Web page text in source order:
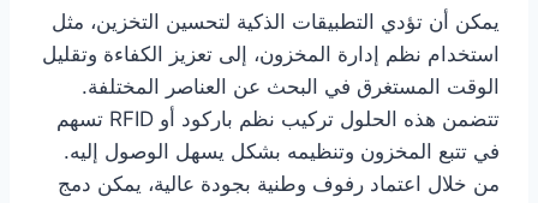
يمكن أن تؤدي التطبيقات الذكية لتحسين التخزين، مثل
استخدام نظم إدارة المخزون، إلى تعزيز الكفاءة وتقليل
الوقت المستغرق في البحث عن العناصر المختلفة.
تتضمن هذه الحلول تركيب نظم باركود أو RFID تسهم
في تتبع المخزون وتنظيمه بشكل يسهل الوصول إليه.
من خلال اعتماد رفوف وطنية بجودة عالية، يمكن دمج